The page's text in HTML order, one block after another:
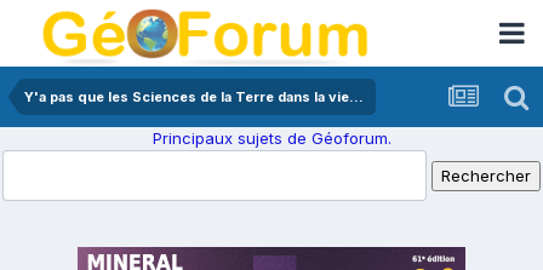
Y'a pas que les Sciences de la Terre dans la vie...
Principaux sujets de Géoforum.